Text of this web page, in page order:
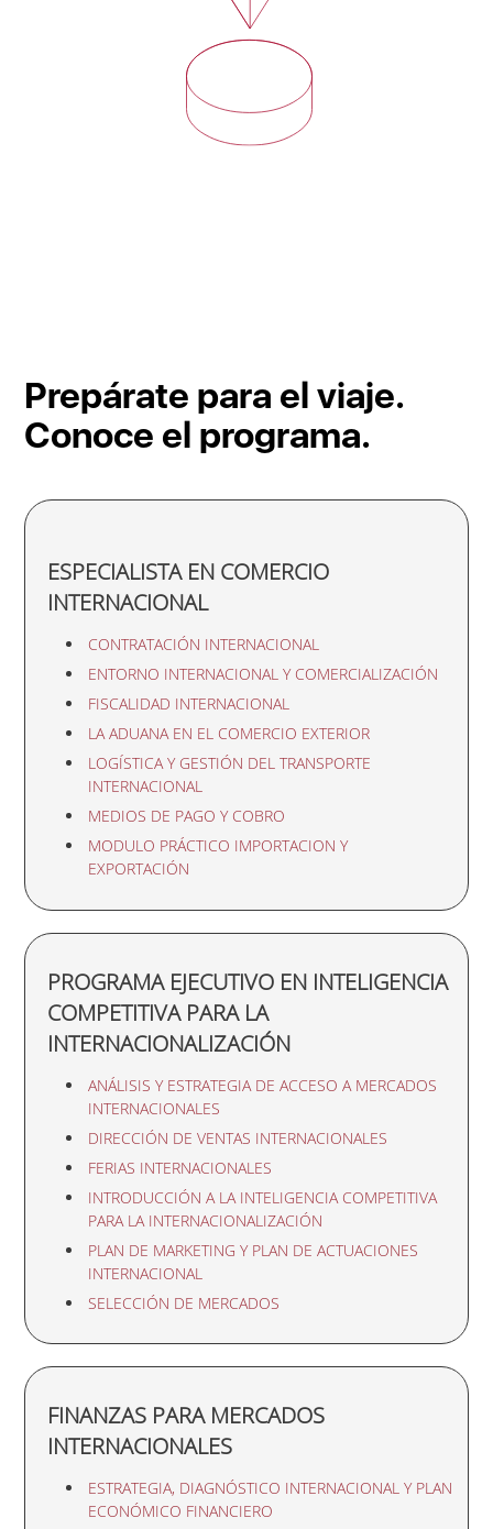
Prepárate para el viaje.
Conoce el programa.
ESPECIALISTA EN COMERCIO
INTERNACIONAL
CONTRATACIÓN INTERNACIONAL
ENTORNO INTERNACIONAL Y COMERCIALIZACIÓN
FISCALIDAD INTERNACIONAL
LA ADUANA EN EL COMERCIO EXTERIOR
LOGÍSTICA Y GESTIÓN DEL TRANSPORTE
INTERNACIONAL
MEDIOS DE PAGO Y COBRO
MODULO PRÁCTICO IMPORTACION Y
EXPORTACIÓN
PROGRAMA EJECUTIVO EN INTELIGENCIA
COMPETITIVA PARA LA
INTERNACIONALIZACIÓN
ANÁLISIS Y ESTRATEGIA DE ACCESO A MERCADOS
INTERNACIONALES
DIRECCIÓN DE VENTAS INTERNACIONALES
FERIAS INTERNACIONALES
INTRODUCCIÓN A LA INTELIGENCIA COMPETITIVA
PARA LA INTERNACIONALIZACIÓN
PLAN DE MARKETING Y PLAN DE ACTUACIONES
INTERNACIONAL
SELECCIÓN DE MERCADOS
FINANZAS PARA MERCADOS
INTERNACIONALES
ESTRATEGIA, DIAGNÓSTICO INTERNACIONAL Y PLAN
ECONÓMICO FINANCIERO